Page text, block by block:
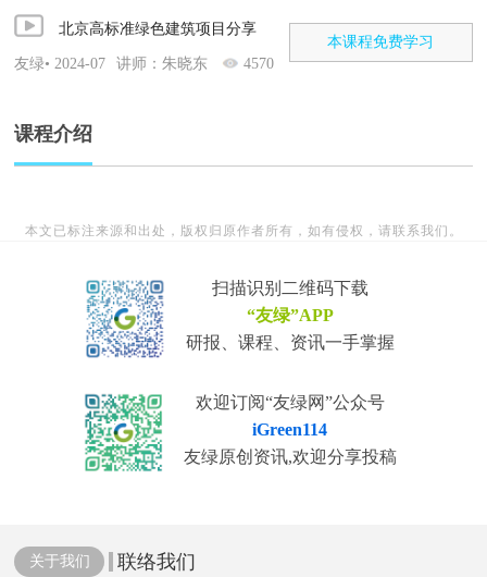
本课程免费学习
北京高标准绿色建筑项目分享
友绿• 2024-07 讲师：朱晓东 4570
课程介绍
本文已标注来源和出处，版权归原作者所有，如有侵权，请联系我们。
扫描识别二维码下载
“友绿”APP
研报、课程、资讯一手掌握
欢迎订阅“友绿网”公众号
iGreen114
友绿原创资讯,欢迎分享投稿
关于我们 联络我们